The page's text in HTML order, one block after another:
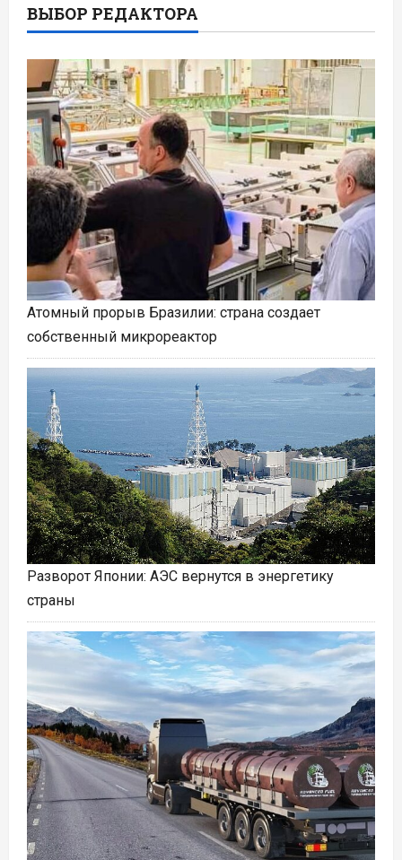
ВЫБОР РЕДАКТОРА
Атомный прорыв Бразилии: страна создает
собственный микрореактор
Разворот Японии: АЭС вернутся в энергетику
страны